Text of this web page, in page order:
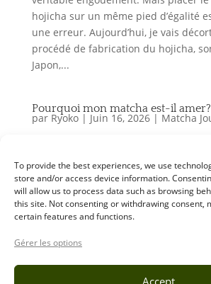
To provide the best experiences, we use
store and/or access device information.
will allow us to process data such as browsing
this site. Not consenting or withdrawing consent,
certain features and functions.
Gérer les options
Accept
hojicha sur un même pied d’égalité
une erreur. Aujourd’hui, je vais
procédé de fabrication du hojicha,
Japon,...
Pourquoi mon matcha est-il amer?
par Ryoko| Juin 16, 2026| Matcha
avec seulement de l’eau chaude
inhabituelle à la plupart des gens en
matcha était quelque chose que l’on
lattes, aux desserts ou aux